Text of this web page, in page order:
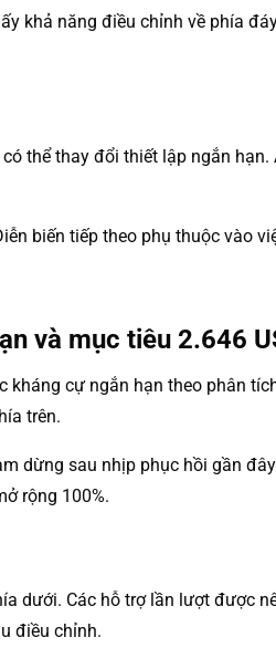
khả năng điều chỉnh về phía
thể thay đổi thiết lập ngắn
biến tiếp theo phụ thuộc
và mục tiêu 2.646
kháng cự ngắn hạn theo phân
trên.
dừng sau nhịp phục hồi gần
rộng 100%.
dưới. Các hỗ trợ lần lượt được
điều chỉnh.